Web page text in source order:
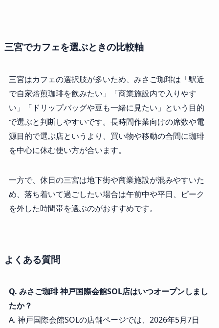
三宮でカフェを選ぶときの比較軸
三宮はカフェの選択肢が多いため、みさご珈琲は「駅近
で自家焙煎珈琲を飲みたい」「商業施設内で入りやす
い」「ドリップバッグや豆も一緒に見たい」という目的
で選ぶと判断しやすいです。長時間作業向けの席数や電
源目的で選ぶ店というより、買い物や移動の合間に珈琲
を中心に休む使い方が合います。
一方で、休日の三宮は地下街や商業施設が混みやすいた
め、落ち着いて過ごしたい場合は午前中や平日、ピーク
を外した時間帯を選ぶのがおすすめです。
よくある質問
Q. みさご珈琲 神戸国際会館SOL店はいつオープンしまし
たか？
A. 神戸国際会館SOLの店舗ページでは、2026年5月7日